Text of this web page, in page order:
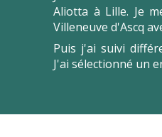
Aliotta à Lille. Je
Villeneuve d'Ascq
Puis j'ai suivi
J'ai sélectionné un